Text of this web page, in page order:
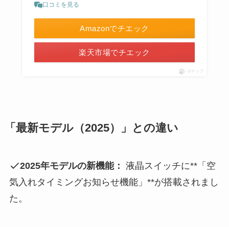
口コミを見る
Amazonでチエック
楽天市場でチエック
ポチップ
「最新モデル（2025）」との違い
2025年モデルの新機能： 液晶スイッチに**「空
気入れタイミングお知らせ機能」**が搭載されまし
た。